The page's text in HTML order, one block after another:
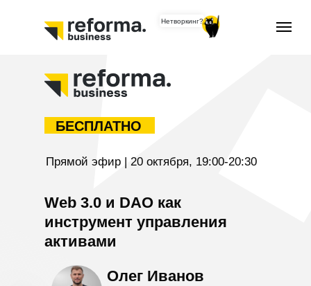
Нетворкинг?
Web 3.0 и DAO как
инструмент управления
активами
Прямой эфир | 20 октября, 19:00-20:30
Олег Иванов
БЕСПЛАТНО